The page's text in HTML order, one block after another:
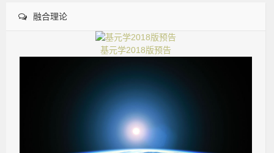
融合理论
基元学2018版预告